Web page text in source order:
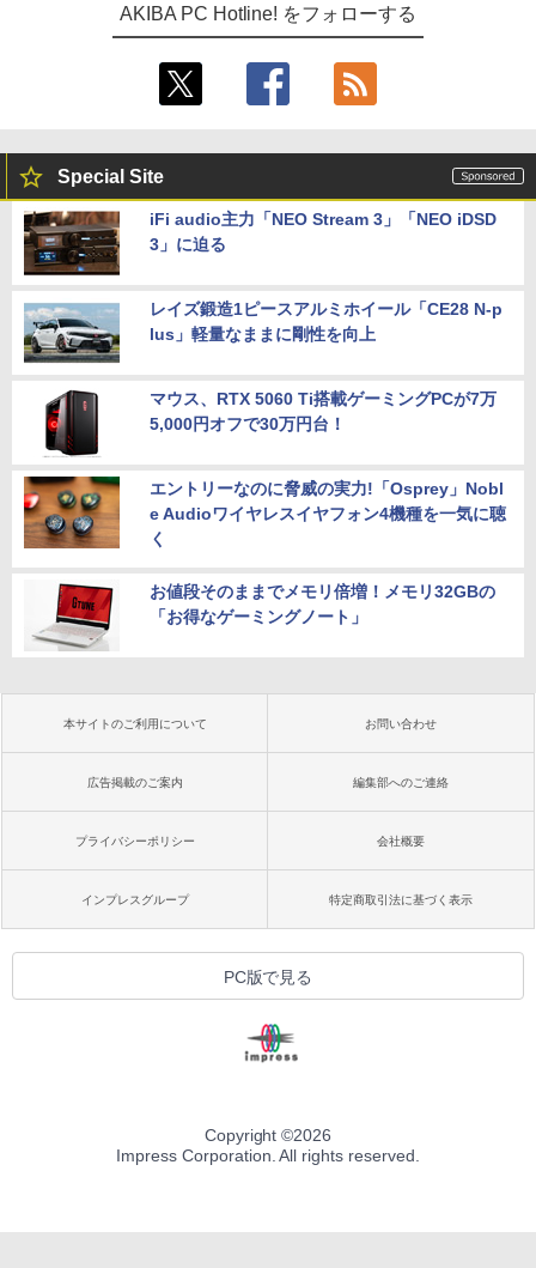
AKIBA PC Hotline! をフォローする
Special Site
iFi audio主力「NEO Stream 3」「NEO iDSD
3」に迫る
レイズ鍛造1ピースアルミホイール「CE28 N-p
lus」軽量なままに剛性を向上
マウス、RTX 5060 Ti搭載ゲーミングPCが7万
5,000円オフで30万円台！
エントリーなのに脅威の実力!「Osprey」Nobl
e Audioワイヤレスイヤフォン4機種を一気に聴
く
お値段そのままでメモリ倍増！メモリ32GBの
「お得なゲーミングノート」
本サイトのご利用について お問い合わせ
広告掲載のご案内 編集部へのご連絡
プライバシーポリシー 会社概要
インプレスグループ 特定商取引法に基づく表示
PC版で見る
Copyright ©2026
Impress Corporation. All rights reserved.